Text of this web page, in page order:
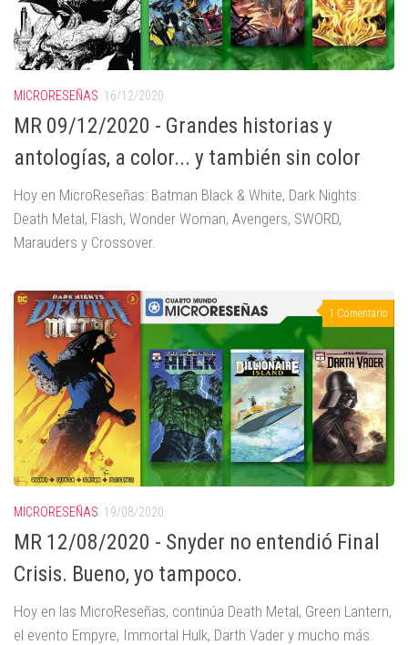
MICRORESEÑAS 16/12/2020
MR 09/12/2020 - Grandes historias y
antologías, a color... y también sin color
Hoy en MicroReseñas: Batman Black & White, Dark Nights:
Death Metal, Flash, Wonder Woman, Avengers, SWORD,
Marauders y Crossover.
1 Comentario
MICRORESEÑAS 19/08/2020
MR 12/08/2020 - Snyder no entendió Final
Crisis. Bueno, yo tampoco.
Hoy en las MicroReseñas, continúa Death Metal, Green Lantern,
el evento Empyre, Immortal Hulk, Darth Vader y mucho más.